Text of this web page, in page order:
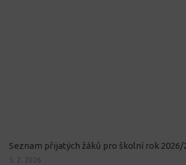
Seznam přijatých žáků pro školní rok 2026/
5. 2. 2026